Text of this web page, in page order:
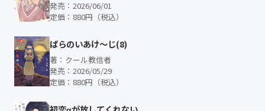
発売：2026/06/01
定価：880円（税込）
ぱらのいあけ〜じ(8)
著：クール教信者
発売：2026/05/29
定価：880円（税込）